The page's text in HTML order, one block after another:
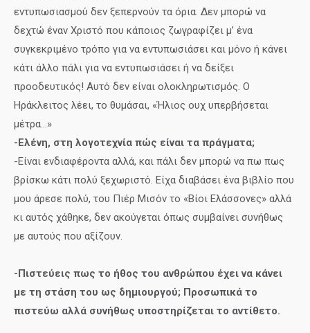
εντυπωσιασμού δεν ξεπερνούν τα όρια. Δεν μπορώ να
δεχτώ έναν Χριστό που κάποιος ζωγραφίζει μ’ ένα
συγκεκριμένο τρόπο για να εντυπωσιάσει και μόνο ή κάνει
κάτι άλλο πάλι για να εντυπωσιάσει ή να δείξει
προοδευτικός! Αυτό δεν είναι ολοκληρωτισμός. Ο
Ηράκλειτος λέει, το θυμάσαι, «Ήλιος ουχ υπερβήσεται
μέτρα…»
-Ελένη, στη λογοτεχνία πώς είναι τα πράγματα;
-Είναι ενδιαφέροντα αλλά, και πάλι δεν μπορώ να πω πως
βρίσκω κάτι πολύ ξεχωριστό. Είχα διαβάσει ένα βιβλίο που
μου άρεσε πολύ, του Πιέρ Μισόν το «Βίοι Ελάσσονες» αλλά
κι αυτός χάθηκε, δεν ακούγεται όπως συμβαίνει συνήθως
με αυτούς που αξίζουν.
-Πιστεύεις πως το ήθος του ανθρώπου έχει να κάνει
με τη στάση του ως δημιουργού; Προσωπικά το
πιστεύω αλλά συνήθως υποστηρίζεται το αντίθετο.